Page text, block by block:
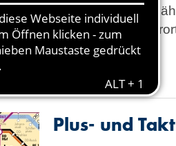
wird und welche
Auf der Fähre im
(PDF, 1,5 MB)
Plus- und